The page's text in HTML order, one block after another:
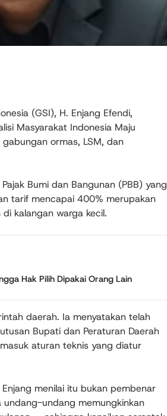
(GSI), H. Enjang Efendi,
Masyarakat Indonesia Maju
ormas, LSM, dan
Bumi dan Bangunan (PBB) yang
tarif mencapai 400% merupakan
kalangan warga kecil.
Hak Pilih Dipakai Orang Lain
daerah. Ia menyatakan telah
Bupati dan Peraturan Daerah
aturan teknis yang diatur
menilai itu bukan pembenar
undang-undang memungkinkan